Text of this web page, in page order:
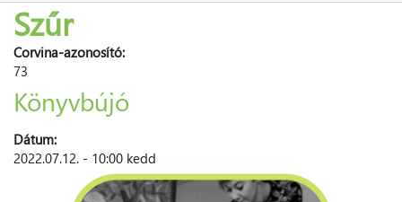
Szűr
Corvina-azonosító:
73
Könyvbújó
Dátum:
2022.07.12. - 10:00 kedd